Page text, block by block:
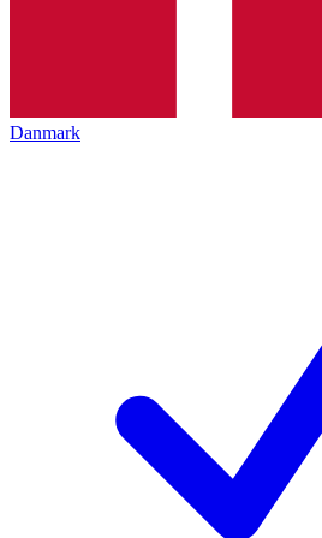
Danmark